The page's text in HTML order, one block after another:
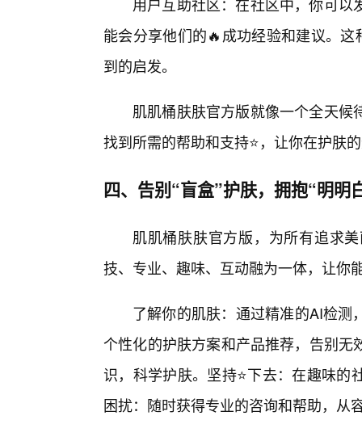
能会分享他们的🔥成功经验和建议。
到的启发。
肌肌桶肤肤官方版就像一个全天
找到所需的帮助和支持⭐，让你在护肤
四、告别“盲盒”护肤，拥抱“明明
肌肌桶肤肤官方版，为所有追求
技、专业、趣味、互动融为一体，让你
了解你的肌肤：通过精准的AI检测
个性化的护肤方案和产品推荐，告别
识，科学护肤。坚持⭐下去：在趣味
困扰：随时获得专业的咨询和帮助，从